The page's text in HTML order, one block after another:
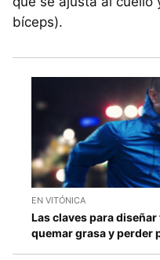
bíceps).
EN VITÓNICA
Las claves para
quemar grasa y perder